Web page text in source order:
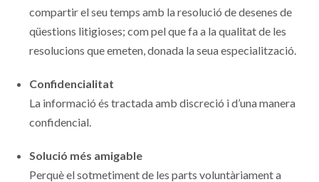
compartir el seu temps amb la resolució de desenes de
qüestions litigioses; com pel que fa a la qualitat de les
resolucions que emeten, donada la seua especialització.
Confidencialitat
La informació és tractada amb discreció i d’una manera
confidencial.
Solució més amigable
Perquè el sotmetiment de les parts voluntàriament a